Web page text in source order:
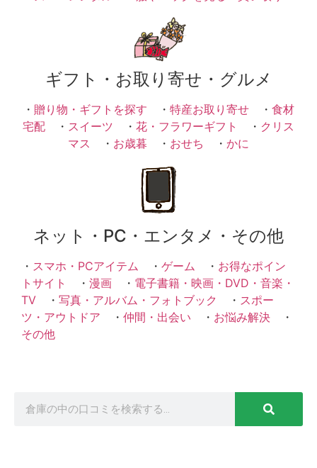
ギフト・お取り寄せ・グルメ
・ 贈り物・ギフトを探す ・ 特産お取り寄せ ・ 食材
宅配 ・ スイーツ ・ 花・フラワーギフト ・ クリス
マス ・ お歳暮 ・ おせち ・ かに
ネット・PC・エンタメ・その他
・ スマホ・PCアイテム ・ ゲーム ・ お得なポイン
トサイト
・ 漫画 ・ 電子書籍・映画・DVD・音楽・
TV ・ 写真・アルバム・フォトブック ・ スポー
ツ・アウトドア ・ 仲間・出会い ・ お悩み解決 ・
その他